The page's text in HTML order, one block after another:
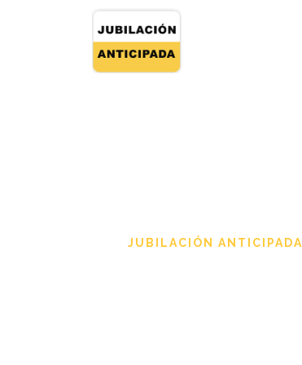
JUBILACIÓN ANTICIPADA